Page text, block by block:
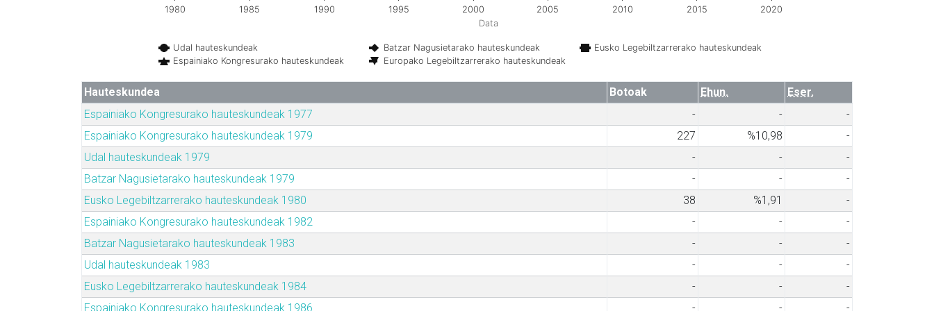
Data
Udal hauteskundeak Batzar Nagusietarako hauteskundeak
Eusko Legebiltzarrerako hauteskundeak
Espainiako Kongresurako hauteskundeak
Europako Legebiltzarrerako hauteskundeak
1980 1985 1990 1995 2000 2005 2010 2015 2020
Hauteskundea Botoak Ehun.
Eser.
Espainiako Kongresurako hauteskundeak 1977
- -
-
Espainiako Kongresurako hauteskundeak 1979
227 %10,98
-
Udal hauteskundeak 1979
- -
-
Batzar Nagusietarako hauteskundeak 1979
- -
-
Eusko Legebiltzarrerako hauteskundeak 1980
38 %1,91
-
Espainiako Kongresurako hauteskundeak 1982
- -
-
Batzar Nagusietarako hauteskundeak 1983
- -
-
Udal hauteskundeak 1983
- -
-
Eusko Legebiltzarrerako hauteskundeak 1984
- -
-
Espainiako Kongresurako hauteskundeak 1986
- - -